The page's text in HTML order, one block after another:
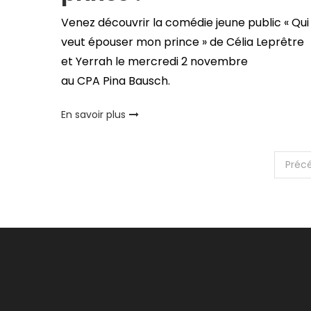
Venez découvrir la comédie jeune public « Qui
veut épouser mon prince » de Célia Leprêtre
et Yerrah le mercredi 2 novembre
au CPA Pina Bausch.
En savoir plus